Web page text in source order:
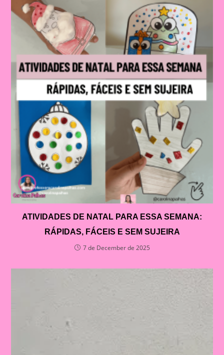
ATIVIDADES DE NATAL PARA ESSA SEMANA:
RÁPIDAS, FÁCEIS E SEM SUJEIRA
7 de December de 2025